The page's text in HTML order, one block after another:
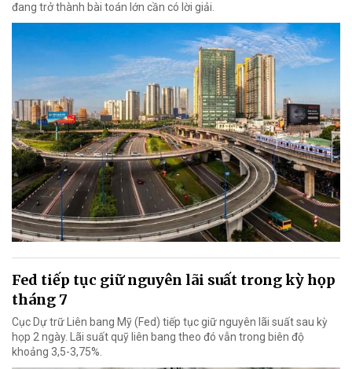
đang trở thành bài toán lớn cần có lời giải.
Fed tiếp tục giữ nguyên lãi suất trong kỳ họp
tháng 7
Cục Dự trữ Liên bang Mỹ (Fed) tiếp tục giữ nguyên lãi suất sau kỳ
họp 2 ngày. Lãi suất quỹ liên bang theo đó vẫn trong biên độ
khoảng 3,5-3,75%.